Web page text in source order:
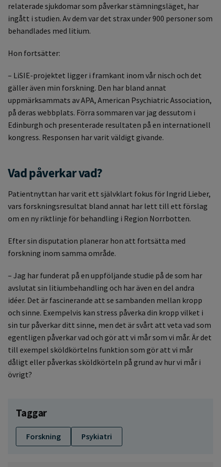
relaterade sjukdomar som påverkar stämningsläget, har
ingått i studien. Av dem var det strax under 900 personer som
behandlades med litium.
Hon fortsätter:
– LiSIE-projektet ligger i framkant inom vår nisch och det
gäller även min forskning. Den har bland annat
uppmärksammats av APA, American Psychiatric Association,
på deras webbplats. Förra sommaren var jag dessutom i
Edinburgh och presenterade resultaten på en internationell
kongress. Responsen har varit väldigt givande.
Vad påverkar vad?
Patientnyttan har varit ett självklart fokus för Ingrid Lieber,
vars forskningsresultat bland annat har lett till ett förslag
om en ny riktlinje för behandling i Region Norrbotten.
Efter sin disputation planerar hon att fortsätta med
forskning inom samma område.
– Jag har funderat på en uppföljande studie på de som har
avslutat sin litiumbehandling och har även en del andra
idéer. Det är fascinerande att se sambanden mellan kropp
och sinne. Exempelvis kan stress påverka din kropp vilket i
sin tur påverkar ditt sinne, men det är svårt att veta vad som
egentligen påverkar vad och gör att vi mår som vi mår. Är det
till exempel sköldkörtelns funktion som gör att vi mår
dåligt eller påverkas sköldkörteln på grund av hur vi mår i
övrigt?
Taggar
Forskning Psykiatri